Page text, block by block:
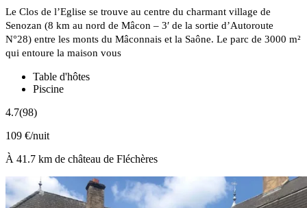
Le Clos de l’Eglise se trouve au centre du charmant village de
Senozan (8 km au nord de Mâcon – 3′ de la sortie d’Autoroute
N°28) entre les monts du Mâconnais et la Saône. Le parc de 3000 m²
qui entoure la maison vous
Table d'hôtes
Piscine
4.7(98)
109 €/nuit
À 41.7 km de château de Fléchères